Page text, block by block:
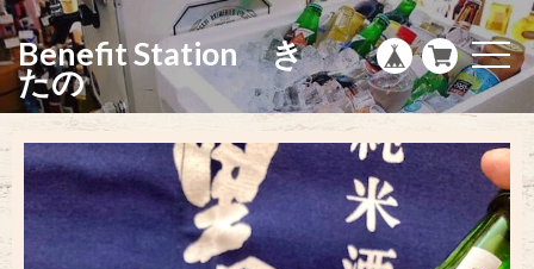
Benefit Station き
たの
t
o
g
g
e
n
a
v
g
a
t
g
l
e
n
a
v
i
a
t
i
o
n